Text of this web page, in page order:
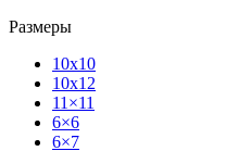
Размеры
10x10
10x12
11×11
6×6
6×7